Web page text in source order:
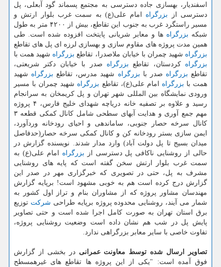
اسفندیار، بهسازی جاده دسترسی به مجتمع پسماند گود آبعلی، پل
دسترسی از بزرگراه امام علی(ع) به سمت غرب بلوار ارتش و
مسیر راستگرد غرب به جنوب این تقاطع، بیش از ۴۲۰۰ متر به طول
شبكه بزرگراه ها و معابر شریانی پایتخت افزوده شده است. طی
همین مدت پروژه های مقاوم سازی و بهسازی لرزه ای پل های تقاطع
بزرگراه شهید چمران با خیابان ملاصدرا، تقاطع بزرگراه شهید همت با
بزرگراه كردستان، تقاطع بزرگراه صدر با خیابان دكتر شریعتی،
تقاطع بزرگراه صدر با بزرگراه شهید مدرس، تقاطع بزرگراه شهید
همت با بزرگراه امام علی(ع)، تقاطع بزرگراه شهید چمران با مسیر
ورودی نمایشگاه بین المللی شهر تهران و پل كریمخان به سرانجام
رسید و علاوه بر تصفیه خانه دریاچه شهدای خلیج فارس، ۴ پروژه
مهم جمع آوری و هدایت آبهای سطحی شامل كانال كمكی قطعه ۳
كانال سرخه حصار جنوبی، ساماندهی و احیای رودخانه وردآورد،
ایمن سازی بستر رودخانه كن و كانال كمكی سرخه حصار(حدفاصل
میدان بسیج تا پل دولت آباد) وارد مدار شدند. نویسنده گزارش در
حالی از روشنایی ناكافی پل دسترسی از بزرگراه امام علی(ع) به
سمت غرب بلوار ارتش سخن گفته است كه پایه های روشنایی
مشرف به پل، حتی در تصویری كه خبرگزاری مهر در صدر این
گزارش درج كرده است هم به خوبی مشهود است! برپایه گزارش
مهندسان مشاور پروژه كه از مشاوران بنام و تراز اول كشور به
شمار می آیند، روشنایی محدوده پروژه برپایه طراحی شركت توزیع
برق استان تهران به صورت كامل اجرا شده است و حتی تصاویر
پایش پل در شب هم نشان داده است وضعیت روشنایی پروژه،
تفاوت خاصی با سایر معابر بزرگراهی ندارد.
تصاویر ارسال شده توسط معاونت عمرانیدر بخشی از گزارش
فوق آمده است: "یكی از این پروژه ها تقاطع های غیرهمسطح